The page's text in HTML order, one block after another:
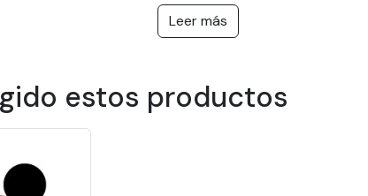
3M Scotchcal™ Serie 50
opacos calandrados y dimensionalmente estables,
señalización, decoraciones para escaparates
Leer más
estos productos